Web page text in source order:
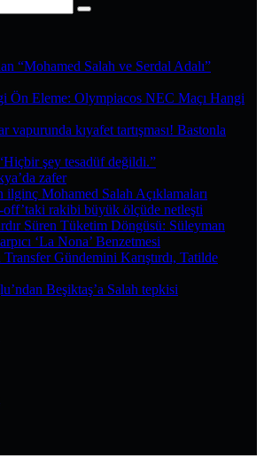
Arama
“Mohamed Salah ve Serdal Adalı”
Ön Eleme: Olympiacos NEC Maçı Hangi
vapurunda kıyafet tartışması! Bastonla
şey tesadüf değildi.”
zafer
ilginç Mohamed Salah Açıklamaları
off’taki rakibi büyük ölçüde netleşti
Süren Tüketim Döngüsü: Süleyman
‘La Nona’ Benzetmesi
Gündemini Karıştırdı, Tatilde
Beşiktaş’a Salah tepkisi